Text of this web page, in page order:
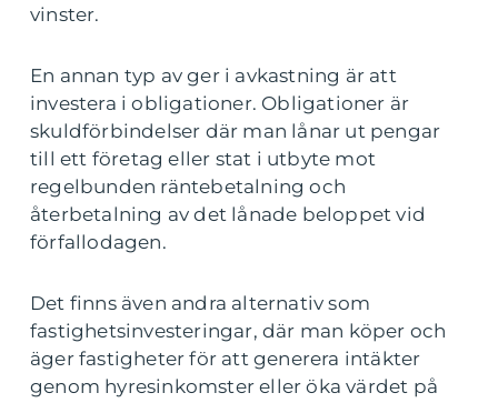
vinster.
En annan typ av ger i avkastning är att
investera i obligationer. Obligationer är
skuldförbindelser där man lånar ut pengar
till ett företag eller stat i utbyte mot
regelbunden räntebetalning och
återbetalning av det lånade beloppet vid
förfallodagen.
Det finns även andra alternativ som
fastighetsinvesteringar, där man köper och
äger fastigheter för att generera intäkter
genom hyresinkomster eller öka värdet på